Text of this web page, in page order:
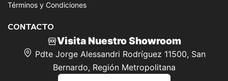
Términos y Condiciones
CONTACTO
Visita Nuestro Showroom
Pdte Jorge Alessandri Rodríguez 11500, San
Bernardo, Región Metropolitana